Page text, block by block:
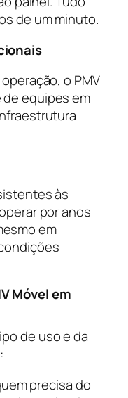
de um minuto.
o PMV
equipes em
às
por anos
em
Móvel em
de uso e da
precisa do